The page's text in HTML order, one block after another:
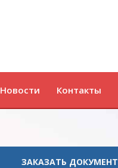
Новости Контакты
ЗАКАЗАТЬ ДОКУМЕНТ